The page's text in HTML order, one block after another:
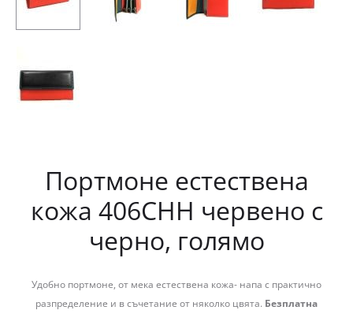
Портмоне естествена
кожа 406СНН червено с
черно, голямо
Удобно портмоне, от мека естествена кожа- напа с практично
разпределение и в съчетание от няколко цвята. Безплатна